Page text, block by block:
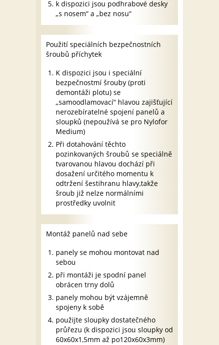
k dispozici jsou podhrabové desky
„s nosem“ a „bez nosu“
Použití speciálních bezpečnostních
šroubů příchytek
K dispozici jsou i speciální
bezpečnostmí šrouby (proti
demontáži plotu) se
„samoodlamovací“ hlavou zajišťující
nerozebíratelné spojení panelů a
sloupků (nepoužívá se pro Nylofor
Medium)
Při dotahování těchto
pozinkovaných šroubů se speciálně
tvarovanou hlavou dochází při
dosažení určitého momentu k
odtržení šestihranu hlavy,takže
šroub již nelze normálními
prostředky uvolnit
Montáž panelů nad sebe
panely se mohou montovat nad
sebou
při montáži je spodní panel
obrácen trny dolů
panely mohou být vzájemně
spojeny k sobě
použijte sloupky dostatečného
průřezu (k dispozici jsou sloupky od
60x60x1,5mm až po120x60x3mm)